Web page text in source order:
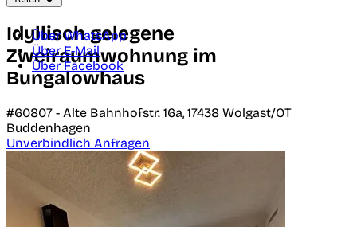
Über WhatsApp
Über E-Mail
Über Facebook
Idyllisch gelegene
Zweiraumwohnung im
Bungalowhaus
#60807 - Alte Bahnhofstr. 16a, 17438 Wolgast/OT
Buddenhagen
Unverbindlich Anfragen